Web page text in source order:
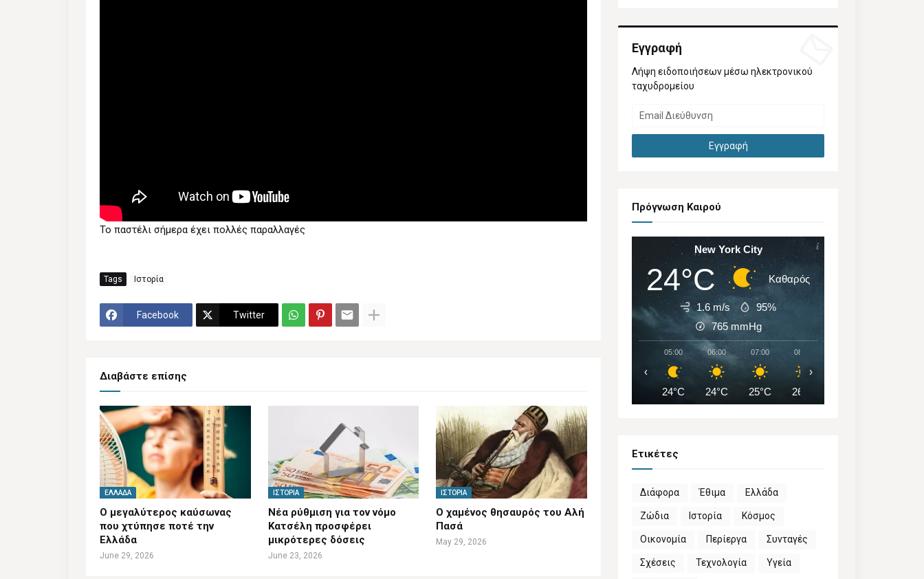
Το παστέλι σήμερα έχει πολλές παραλλαγές
Tags Ιστορία
Facebook Twitter
Διαβάστε επίσης
ΕΛΛΆΔΑ
Ο μεγαλύτερος καύσωνας
που χτύπησε ποτέ την
Ελλάδα
June 29, 2026
ΙΣΤΟΡΊΑ
Νέα ρύθμιση για τον νόμο
Κατσέλη προσφέρει
μικρότερες δόσεις
June 23, 2026
ΙΣΤΟΡΊΑ
Ο χαμένος θησαυρός του Αλή
Πασά
May 29, 2026
Εγγραφή
Λήψη ειδοποιήσεων μέσω ηλεκτρονικού
ταχυδρομείου
Πρόγνωση Καιρού
New York City
24°C Καθαρός
1.6 m/s
95%
765 mmHg
05:00
24°C
06:00
24°C
07:00
25°C
08:00
26°C
‹ ›
Ετικέτες
Διάφορα Έθιμα Ελλάδα
Ζώδια Ιστορία Κόσμος
Οικονομία Περίεργα Συνταγές
Σχέσεις Τεχνολογία Υγεία